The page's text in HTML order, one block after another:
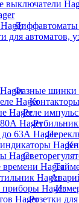
Диффавтоматы
Фазные шинки
Реле
Розетки